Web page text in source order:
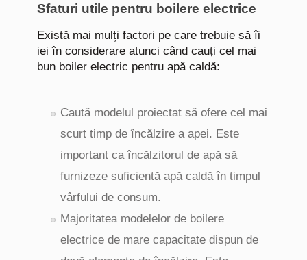
Sfaturi utile pentru boilere electrice
Există mai mulți factori pe care trebuie să îi
iei în considerare atunci când cauți cel mai
bun boiler electric pentru apă caldă:
Caută modelul proiectat să ofere cel mai
scurt timp de încălzire a apei. Este
important ca încălzitorul de apă să
furnizeze suficientă apă caldă în timpul
vârfului de consum.
Majoritatea modelelor de boilere
electrice de mare capacitate dispun de